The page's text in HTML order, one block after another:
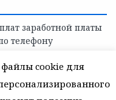
файлы cookie для